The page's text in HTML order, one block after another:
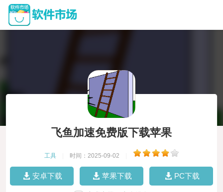
飞鱼加速免费版下载苹果
工具 时间：2025-09-02
安卓下载 苹果下载 PC下载